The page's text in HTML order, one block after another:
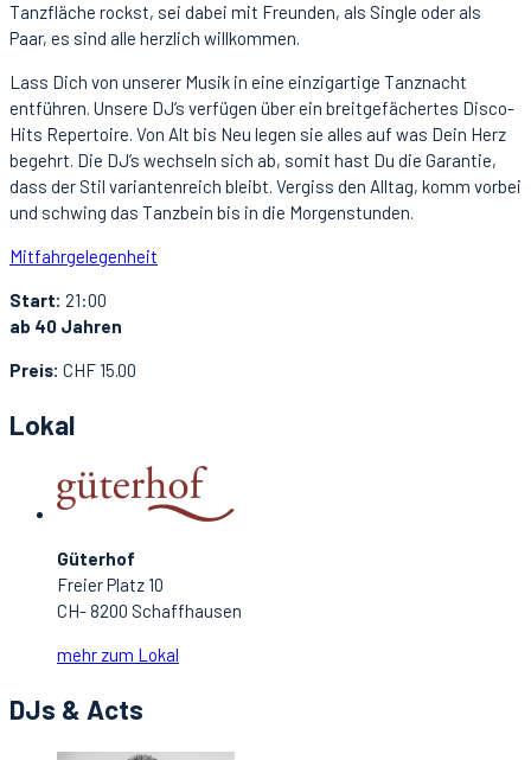
Tanzfläche rockst, sei dabei mit Freunden, als Single oder als
Paar, es sind alle herzlich willkommen.
Lass Dich von unserer Musik in eine einzigartige Tanznacht
entführen. Unsere DJ’s verfügen über ein breitgefächertes Disco-
Hits Repertoire. Von Alt bis Neu legen sie alles auf was Dein Herz
begehrt. Die DJ’s wechseln sich ab, somit hast Du die Garantie,
dass der Stil variantenreich bleibt. Vergiss den Alltag, komm vorbei
und schwing das Tanzbein bis in die Morgenstunden.
Mitfahrgelegenheit
Start: 21:00
ab 40 Jahren
Preis: CHF 15.00
Lokal
Güterhof
Freier Platz 10
CH- 8200 Schaffhausen
mehr zum Lokal
DJs & Acts